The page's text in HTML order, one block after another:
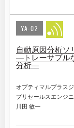
YA-02
自動原因分析ソ
―トレーサブル
分析―
オプティマルプラスジ
プリセールスエンジ
川田 敏一